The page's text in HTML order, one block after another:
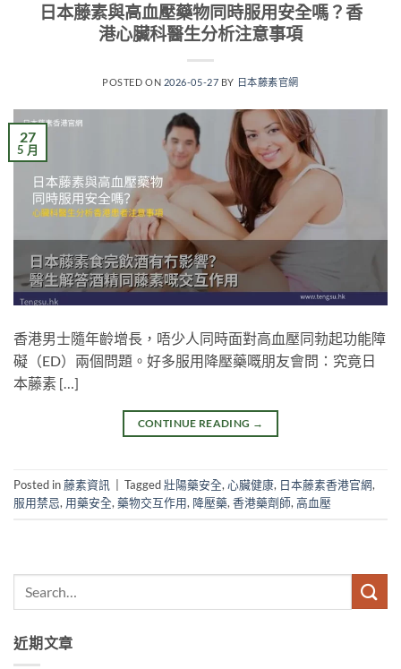
日本藤素與高血壓藥物同時服用安全嗎？香
港心臟科醫生分析注意事項
POSTED ON 2026-05-27 BY 日本藤素官網
27
5 月
香港男士隨年齡增長，唔少人同時面對高血壓同勃起功能障
礙（ED）兩個問題。好多服用降壓藥嘅朋友會問：究竟日
本藤素 […]
CONTINUE READING →
Posted in藤素資訊 Tagged壯陽藥安全,心臟健康, 日本藤素香港官網,
服用禁忌, 用藥安全,藥物交互作用, 降壓藥,香港藥劑師,高血壓
近期文章